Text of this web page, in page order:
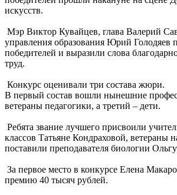
искусств.
Мэр Виктор Кувайцев, глава Валерий
управления образования Юрий Голодяев
победителей и выразили слова
труд.
Конкурс оценивали три состава жюри.
В первый состав вошли нынешние
ветераны педагогики, а третий – дети.
Ребята звание лучшего присвоили
классов Татьяне Кондраховой, ветераны
поставили преподавателя биологии
За первое место в конкурсе Елена
премию 40 тысяч рублей.